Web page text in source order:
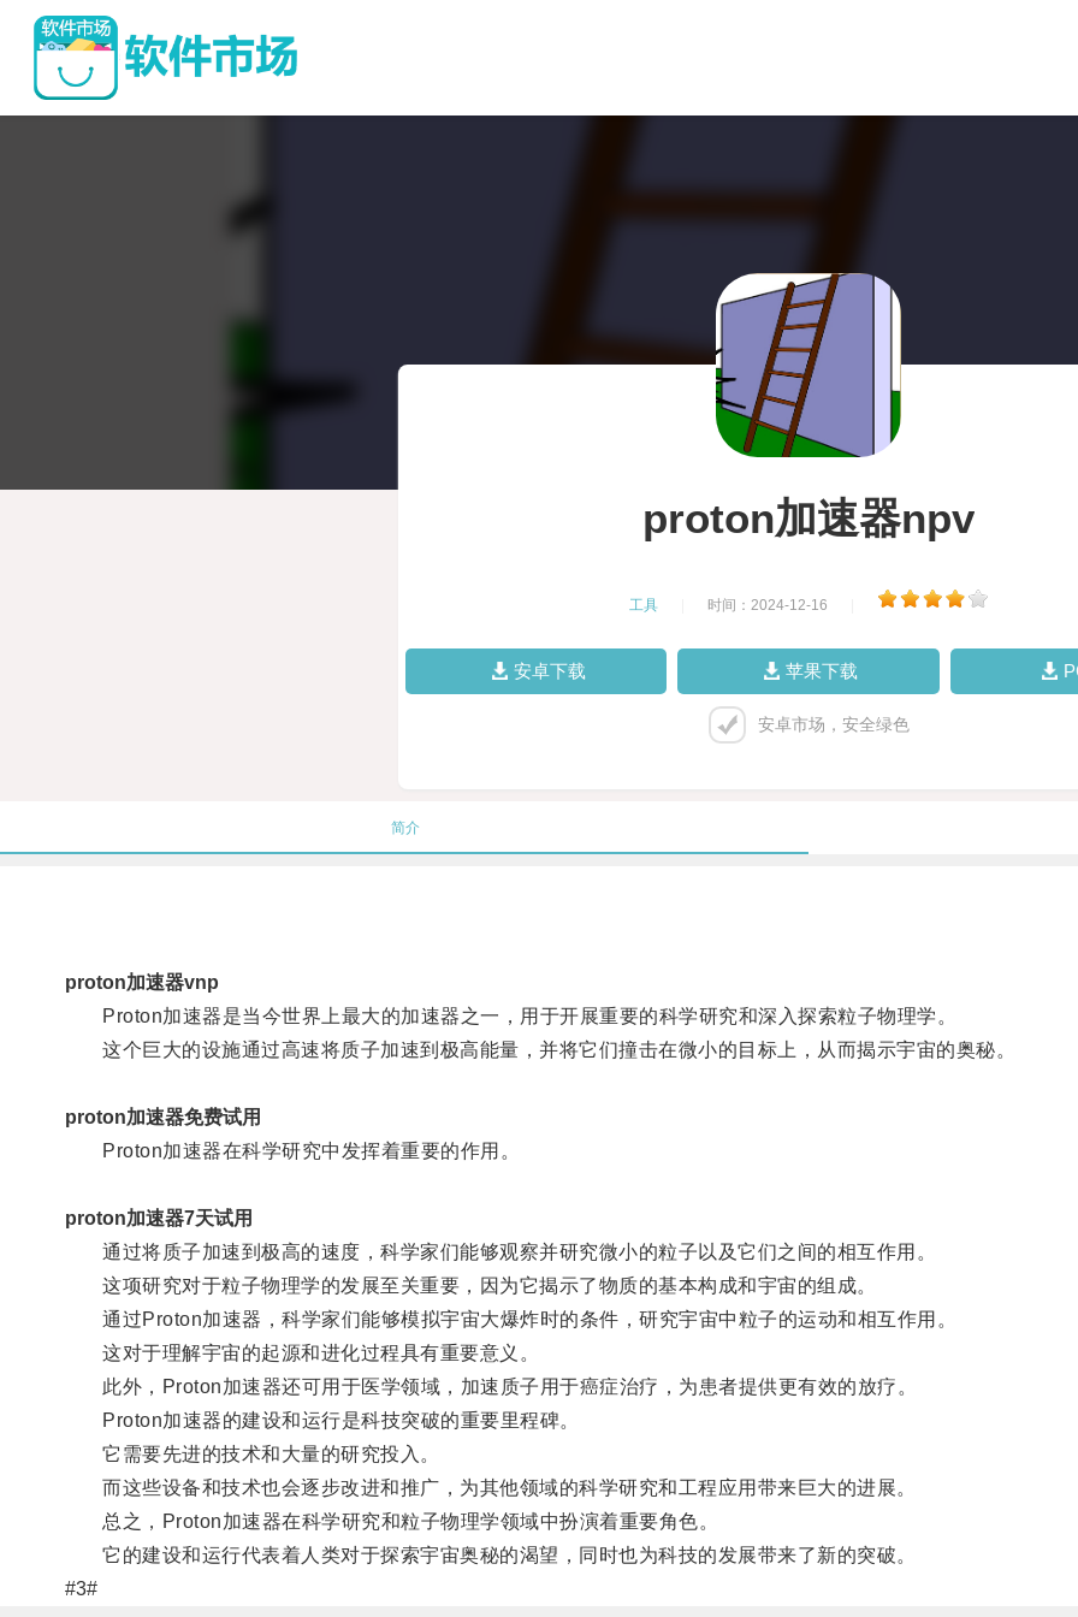
proton加速器npv
工具 时间：2024-12-16
安卓下载 苹果下载
安卓市场，安全绿色
简介
proton加速器vnp
Proton加速器是当今世界上最大的加速器之一，用于开展重要的科学研究和深入探索粒子物理学。
这个巨大的设施通过高速将质子加速到极高能量，并将它们撞击在微小的目标上，从而揭示宇宙的奥秘。
proton加速器免费试用
Proton加速器在科学研究中发挥着重要的作用。
proton加速器7天试用
通过将质子加速到极高的速度，科学家们能够观察并研究微小的粒子以及它们之间的相互作用。
这项研究对于粒子物理学的发展至关重要，因为它揭示了物质的基本构成和宇宙的组成。
通过Proton加速器，科学家们能够模拟宇宙大爆炸时的条件，研究宇宙中粒子的运动和相互作用。
这对于理解宇宙的起源和进化过程具有重要意义。
此外，Proton加速器还可用于医学领域，加速质子用于癌症治疗，为患者提供更有效的放疗。
Proton加速器的建设和运行是科技突破的重要里程碑。
它需要先进的技术和大量的研究投入。
而这些设备和技术也会逐步改进和推广，为其他领域的科学研究和工程应用带来巨大的进展。
总之，Proton加速器在科学研究和粒子物理学领域中扮演着重要角色。
它的建设和运行代表着人类对于探索宇宙奥秘的渴望，同时也为科技的发展带来了新的突破。
#3#